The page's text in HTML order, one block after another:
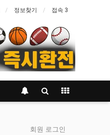
정보찾기 접속 3
회원 로그인